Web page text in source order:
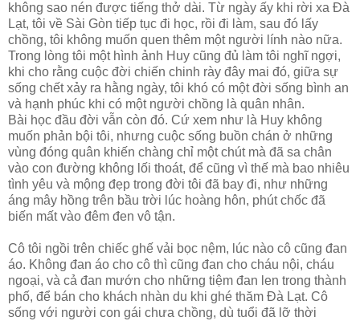
không sao nén được tiếng thở dài. Từ ngày ấy khi rời xa Ðà
Lạt, tôi về Sài Gòn tiếp tục đi học, rồi đi làm, sau đó lấy
chồng, tôi không muốn quen thêm một người lính nào nữa.
Trong lòng tôi một hình ảnh Huy cũng đủ làm tôi nghĩ ngợi,
khi cho rằng cuộc đời chiến chinh rày đây mai đó, giữa sự
sống chết xảy ra hằng ngày, tôi khó có một đời sống bình an
và hạnh phúc khi có một người chồng là quân nhân.
Bài học đầu đời vẫn còn đó. Cứ xem như là Huy không
muốn phản bội tôi, nhưng cuộc sống buồn chán ở những
vùng đóng quân khiến chàng chỉ một chút mà đã sa chân
vào con đường không lối thoát, để cũng vì thế mà bao nhiêu
tình yêu và mộng đẹp trong đời tôi đã bay đi, như những
áng mây hồng trên bầu trời lúc hoàng hôn, phút chốc đã
biến mất vào đêm đen vô tận.
Cô tôi ngồi trên chiếc ghế vải bọc nệm, lúc nào cô cũng đan
áo. Không đan áo cho cô thì cũng đan cho cháu nội, cháu
ngoại, và cả đan mướn cho những tiệm đan len trong thành
phố, để bán cho khách nhàn du khi ghé thăm Ðà Lạt. Cô
sống với người con gái chưa chồng, dù tuổi đã lỡ thời